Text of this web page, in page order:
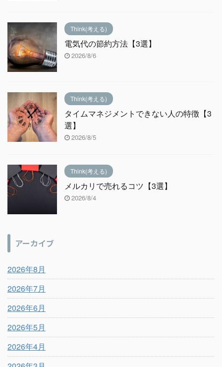
Think(考える)
電気代の節約方法【3選】
2026/8/6
Think(考える)
タイムマネジメントできない人の特徴【3
選】
2026/8/5
Think(考える)
メルカリで売れるコツ【3選】
2026/8/4
アーカイブ
2026年8月
2026年7月
2026年6月
2026年5月
2026年4月